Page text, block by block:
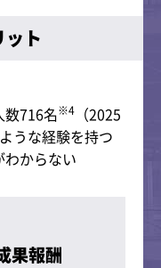
ト
数716名※4
（2025
うな経験を持つ
わからない
果報酬